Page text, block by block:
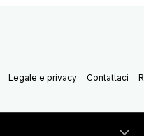
Legale e privacy Contattaci